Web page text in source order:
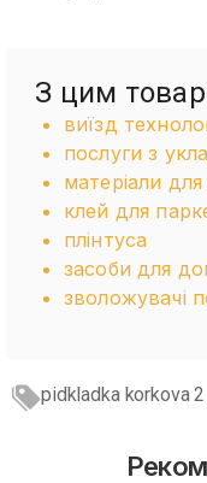
З цим
виїзд
послуги з
матеріали
клей для
плінтуса
засоби для
зволожувачі
pidkladka korkova